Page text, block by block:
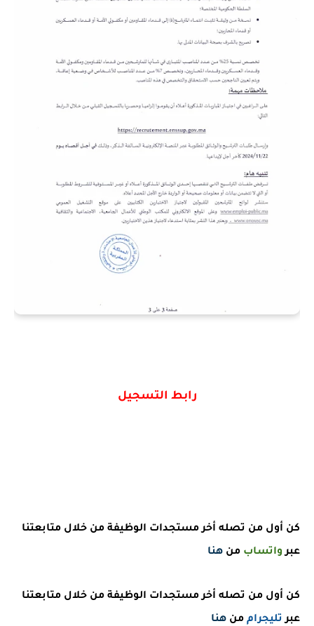
رابط التسجيل
كن أول من تصله أخر مستجدات الوظيفة من خلال متابعتنا
عبرواتساب من هنا
كن أول من تصله أخر مستجدات الوظيفة من خلال متابعتنا
عبر تليجرام من هنا